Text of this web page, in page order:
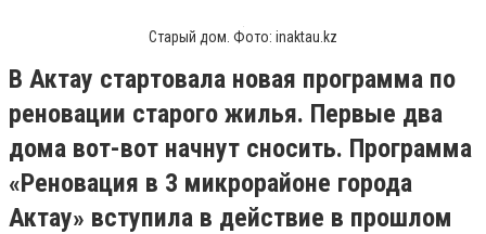
Старый дом. Фото: inaktau.kz
В Актау стартовала новая программа по
реновации старого жилья. Первые два
дома вот-вот начнут сносить. Программа
«Реновация в 3 микрорайоне города
Актау» вступила в действие в прошлом